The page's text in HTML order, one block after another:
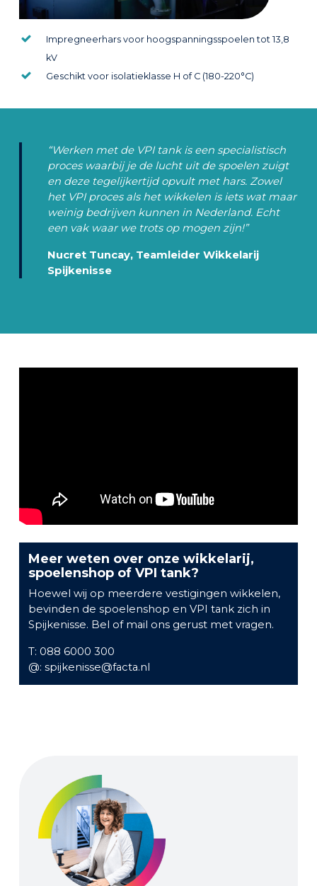
Impregneerhars voor hoogspanningsspoelen tot 13,8
kV
Geschikt voor isolatieklasse H of C (180-220°C)
“Werken met de VPI tank is een specialistisch
proces waarbij je de lucht uit de spoelen zuigt
en deze tegelijkertijd opvult met hars. Zowel
het VPI proces als het wikkelen is iets wat maar
weinig bedrijven kunnen in Nederland. Echt
een vak waar we trots op mogen zijn!”
Nucret Tuncay, Teamleider Wikkelarij
Spijkenisse
Meer weten over onze wikkelarij,
spoelenshop of VPI tank?
Hoewel wij op meerdere vestigingen wikkelen,
bevinden de spoelenshop en VPI tank zich in
Spijkenisse. Bel of mail ons gerust met vragen.
T: 088 6000 300
@: spijkenisse@facta.nl